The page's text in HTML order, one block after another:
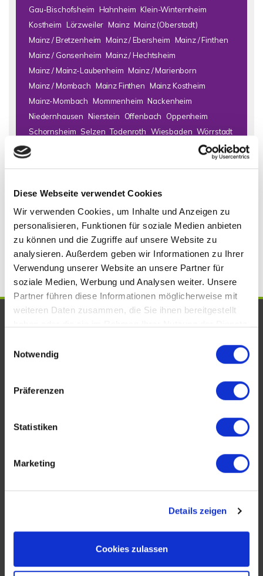
Diese Webseite verwendet Cookies
Wir verwenden Cookies, um Inhalte und Anzeigen zu
personalisieren, Funktionen für soziale Medien anbieten
zu können und die Zugriffe auf unsere Website zu
analysieren. Außerdem geben wir Informationen zu Ihrer
Verwendung unserer Website an unsere Partner für
soziale Medien, Werbung und Analysen weiter. Unsere
Partner führen diese Informationen möglicherweise mit
weiteren Daten zusammen, die Sie ihnen bereitgestellt
Notwendig
Präferenzen
Statistiken
Marketing
Details zeigen
Cookies zulassen
Gau-Bischofsheim Hahnheim Klein-Winternheim
Kostheim Lörzweiler Mainz Mainz (Oberstadt)
Mainz / Bretzenheim Mainz / Ebersheim Mainz / Finthen
Mainz / Gonsenheim Mainz / Hechtsheim
Mainz / Mainz-Laubenheim Mainz / Marienborn
Mainz / Mombach Mainz Finthen Mainz Kostheim
Mainz-Mombach Mommenheim Nackenheim
Niedernhausen Nierstein Offenbach
Oppenheim
Schornsheim Selzen Todenroth Wiesbaden Wörrstadt
Zornheim
Kreuznach
kaufen Bad Kreuznach
Immobilie Bad Kreuznach
Immobilien Bad Kreuznach
Hauskauf Bad Kreuznach
Immobilienkauf Bad Kreuznach
Einfamilienhaus Bad
Kreuznach
Einfamilienhäuser Bad Kreuznach
UNSERE AUSZEICHNUNGEN. WIR
KONTAKT